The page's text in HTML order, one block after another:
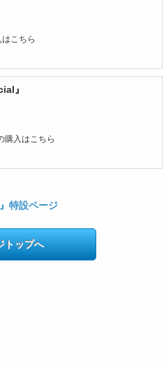
こちら
』
購入はこちら
特設ページ
トップへ